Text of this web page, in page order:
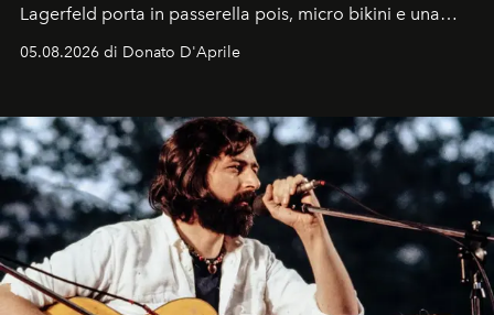
Lagerfeld porta in passerella pois, micro bikini e una
logomania pensata per la spiaggia
Kate, Claudia e Carla una dietro l'altra. Trent'anni dopo,
uno dei documenti più contemporanei che abbiamo.
05.08.2026 di Donato D'Aprile